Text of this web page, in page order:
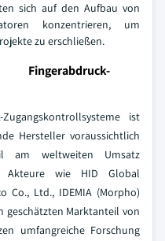
sich auf den Aufbau von
konzentrieren, um
zu erschließen.
ist
Hersteller voraussichtlich
am weltweiten Umsatz
Akteure wie HID Global
Co., Ltd., IDEMIA (Morpho)
geschätzten Marktanteil von
umfangreiche Forschung